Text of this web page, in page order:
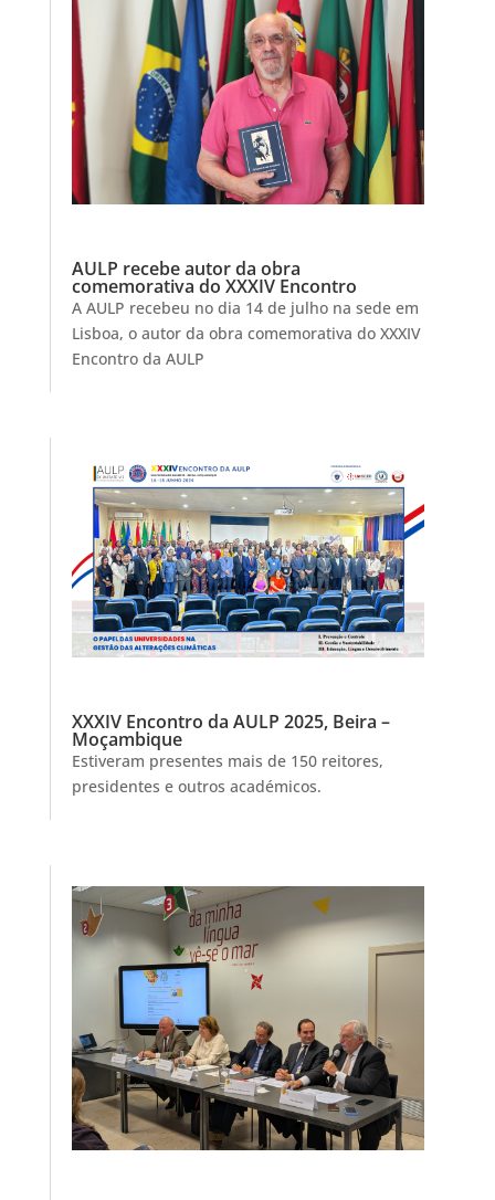
AULP recebe autor da obra
comemorativa do XXXIV Encontro
A AULP recebeu no dia 14 de julho na sede em
Lisboa, o autor da obra comemorativa do XXXIV
Encontro da AULP
XXXIV Encontro da AULP 2025, Beira –
Moçambique
Estiveram presentes mais de 150 reitores,
presidentes e outros académicos.